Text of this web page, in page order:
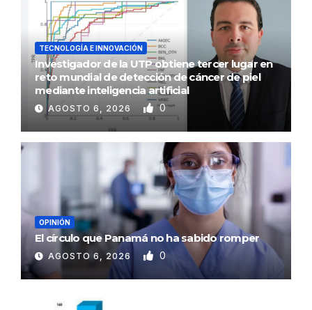
TECNOLOGÍA E INNOVACIÓN
Investigador de la UTP obtiene tercer lugar en
reto mundial de detección de cáncer de piel
mediante inteligencia artificial
AGOSTO 6, 2026 0
OPINIÓN
El círculo que Panamá no ha sabido romper
AGOSTO 6, 2026 0